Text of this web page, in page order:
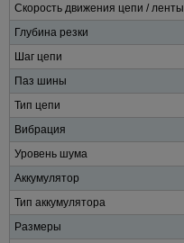
Скорость движения цепи / ленты
Глубина резки
Шаг цепи
Паз шины
Тип цепи
Вибрация
Уровень шума
Аккумулятор
Тип аккумулятора
Размеры